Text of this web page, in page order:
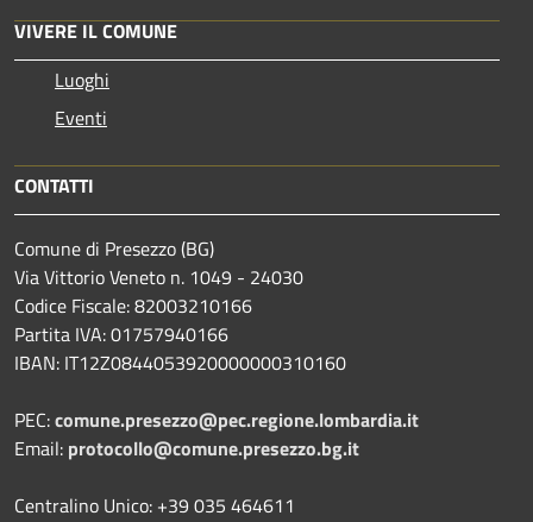
VIVERE IL COMUNE
Luoghi
Eventi
CONTATTI
Comune di Presezzo (BG)
Via Vittorio Veneto n. 1049 - 24030
Codice Fiscale: 82003210166
Partita IVA: 01757940166
IBAN: IT12Z0844053920000000310160
PEC:comune.presezzo@pec.regione.lombardia.it
Email: protocollo@comune.presezzo.bg.it
Centralino Unico: +39 035 464611